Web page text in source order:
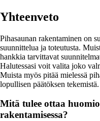
Yhteenveto
Pihasaunan rakentaminen on
suunnittelua ja toteutusta.
hankkia tarvittavat
Halutessasi voit valita joko
Muista myös pitää mielessä
lopullisen päätöksen
Mitä tulee ottaa
rakentamisessa?